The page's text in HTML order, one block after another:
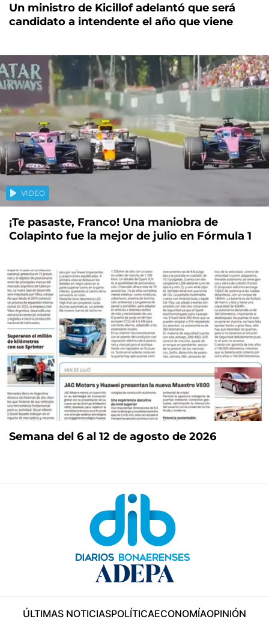
Un ministro de Kicillof adelantó que será
candidato a intendente el año que viene
VIDEO
¡Te pasaste, Franco! Una maniobra de
Colapinto fue la mejor de julio en Fórmula 1
Semana del 6 al 12 de agosto de 2026
ÚLTIMAS NOTICIASPOLÍTICAECONOMÍAOPINIÓN